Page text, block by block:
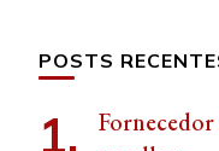
POSTS